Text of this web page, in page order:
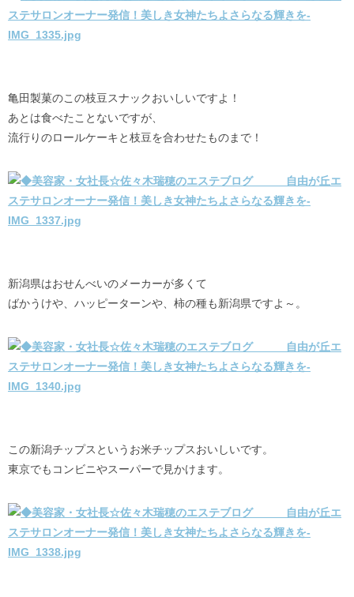
亀田製菓のこの枝豆スナックおいしいですよ！
あとは食べたことないですが、
流行りのロールケーキと枝豆を合わせたものまで！
新潟県はおせんべいのメーカーが多くて
ばかうけや、ハッピーターンや、柿の種も新潟県ですよ～。
この新潟チップスというお米チップスおいしいです。
東京でもコンビニやスーパーで見かけます。